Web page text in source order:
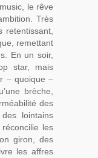
le rêve
Très
remettant
En un soir,
star, mais
– quoique –
brèche,
des
lointains
les
giron, des
les affres